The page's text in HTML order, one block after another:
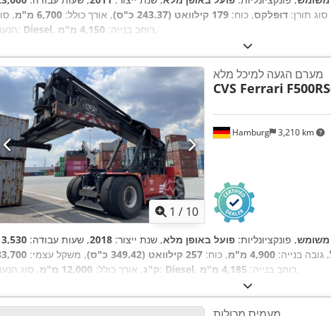
סוג תורן: דוּפּלֶקס, כוח: 179 קילוואט (243.37 כ"ס) , אורך כולל: 6,700 מ"מ
,
הנעה: Diesel , רוחב בנייה: 4,150 מ"מ ,
1 / 10
Hamburg 3,210 km
מערם הגעה למיכל מלא
CVS Ferrari
משומש, פונקציונליות: פועל באופן מלא, שנת ייצור: 2018, שעות עבודה:
, גובה בנייה: 4,900 מ"מ , כוח: 257 קילוואט (349.42 כ"ס) , משקל עצמי:
ק"ג, אורך כולל: 12,000 מ"מ , סוג הנעה: Diesel , רוחב בנייה: 4,185 מ"מ ,